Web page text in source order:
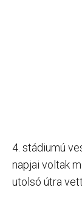
4. stádiumú
napjai voltak
utolsó útra